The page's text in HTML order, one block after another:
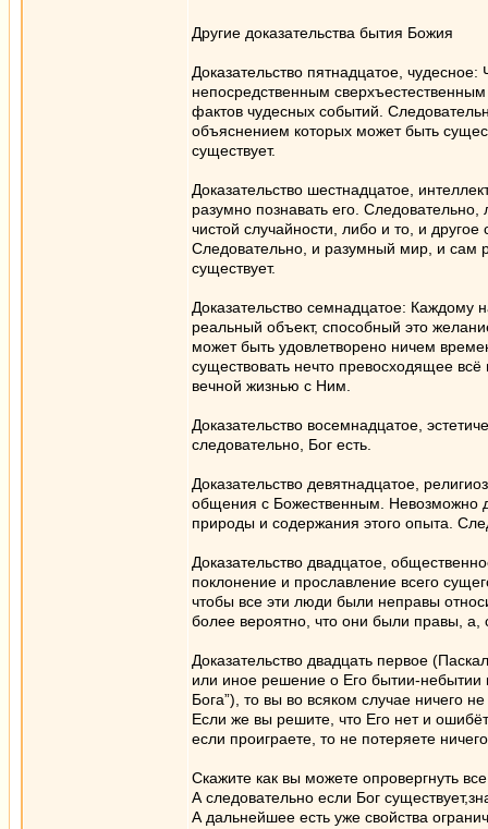
Другие доказательства бытия Божия
Доказательство пятнадцатое,
непосредственным
фактов чудесных событий.
объяснением которых может быть
существует.
Доказательство шестнадцатое,
разумно познавать его.
чистой случайности, либо и то, и
Следовательно, и разумный мир, и сам
существует.
Доказательство семнадцатое: Каждому
реальный объект, способный это
может быть удовлетворено ничем
существовать нечто превосходящее
вечной жизнью с Ним.
Доказательство восемнадцатое,
следовательно, Бог есть.
Доказательство девятнадцатое,
общения с Божественным. Невозможно
природы и содержания этого опыта.
Доказательство двадцатое,
поклонение и прославление всего
чтобы все эти люди были неправы
более вероятно, что они были правы, а,
Доказательство двадцать первое
или иное решение о Его бытии-небытии
Бога”), то вы во всяком случае ничего
Если же вы решите, что Его нет и
если проиграете, то не потеряете
Скажите как вы можете опровергнуть
А следовательно если Бог
А дальнейшее есть уже свойства